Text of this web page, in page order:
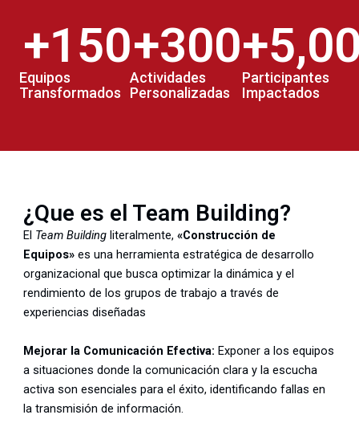
Equipos
Transformados
+150
Actividades
Personalizadas
+300
Participantes
Impactados
+
¿Que es el Team Building?
El Team Buildingliteralmente, «Construcción de
Equipos»es una herramienta estratégica de desarrollo
organizacional que busca optimizar la dinámica y el
rendimiento de los grupos de trabajo a través de
experiencias diseñadas
Mejorar la Comunicación Efectiva: Exponer a los equipos
a situaciones donde la comunicación clara y la escucha
activa son esenciales para el éxito, identificando fallas en
la transmisión de información.